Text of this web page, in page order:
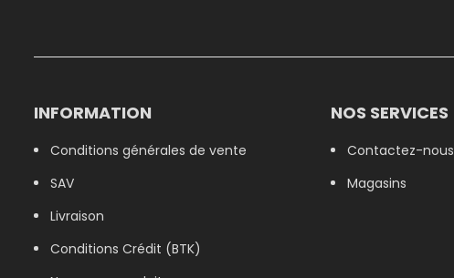
INFORMATION
Conditions générales de vente
SAV
Livraison
Conditions Crédit (BTK)
NOS SERVICES
Contactez-nous
Magasins